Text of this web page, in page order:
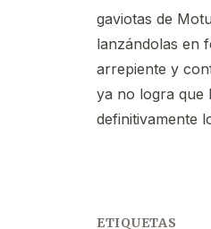
gaviotas de
lanzándolas en
arrepiente y
ya no logra que
definitivamente
ETIQUETAS